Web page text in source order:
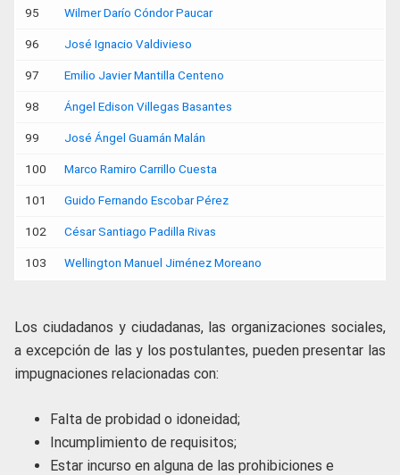
95 Wilmer Darío Cóndor Paucar
96 José Ignacio Valdivieso
97 Emilio Javier Mantilla Centeno
98 Ángel Edison Villegas Basantes
99 José Ángel Guamán Malán
100 Marco Ramiro Carrillo Cuesta
101 Guido Fernando Escobar Pérez
102 César Santiago Padilla Rivas
103 Wellington Manuel Jiménez Moreano
Los ciudadanos y ciudadanas, las organizaciones sociales,
a excepción de las y los postulantes, pueden presentar las
impugnaciones relacionadas con:
Falta de probidad o idoneidad;
Incumplimiento de requisitos;
Estar incurso en alguna de las prohibiciones e